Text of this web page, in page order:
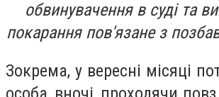
обвинувачення в суді та
покарання пов'язане з
Зокрема, у вересні місяці